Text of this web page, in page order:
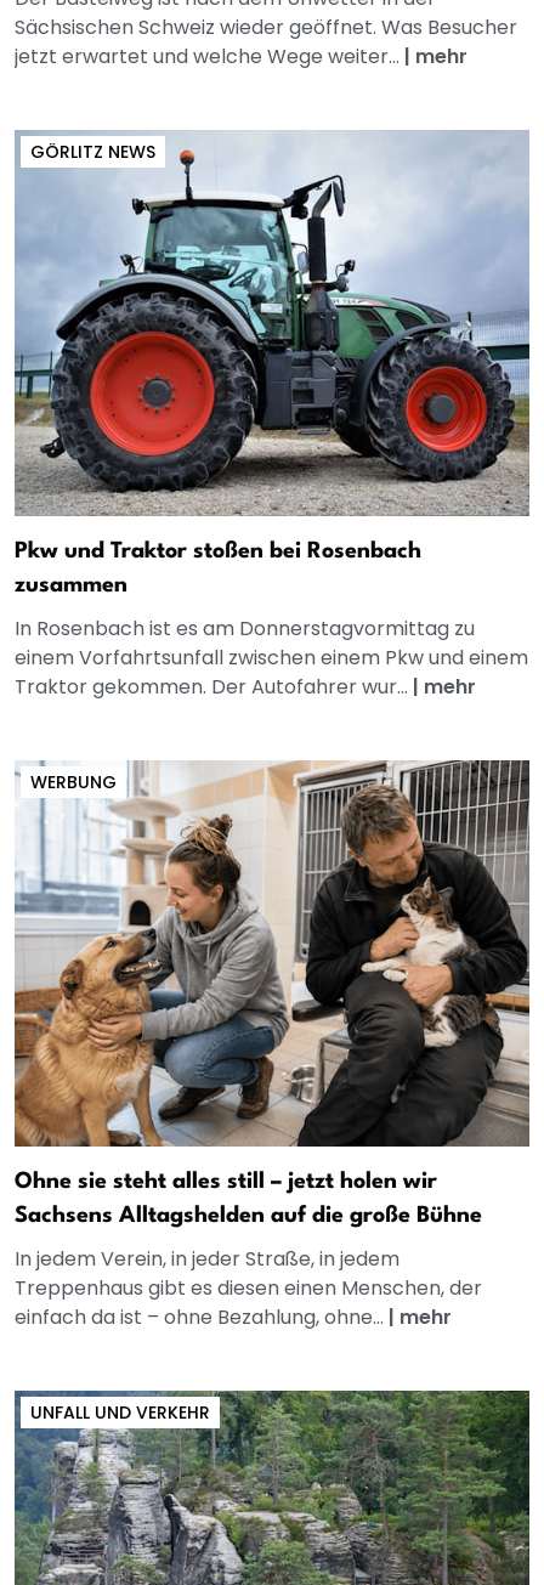
Sächsischen Schweiz wieder geöffnet. Was Besucher
jetzt erwartet und welche Wege weiter... | mehr
GÖRLITZ NEWS
Pkw und Traktor stoßen bei Rosenbach
zusammen
In Rosenbach ist es am Donnerstagvormittag zu
einem Vorfahrtsunfall zwischen einem Pkw und einem
Traktor gekommen. Der Autofahrer wur... | mehr
WERBUNG
Ohne sie steht alles still – jetzt holen wir
Sachsens Alltagshelden auf die große Bühne
In jedem Verein, in jeder Straße, in jedem
Treppenhaus gibt es diesen einen Menschen, der
einfach da ist – ohne Bezahlung, ohne... | mehr
UNFALL UND VERKEHR